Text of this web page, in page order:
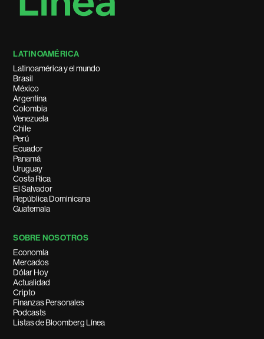
LATINOAMÉRICA
Latinoamérica y el mundo
Brasil
México
Argentina
Colombia
Venezuela
Chile
Perú
Ecuador
Panamá
Uruguay
Costa Rica
El Salvador
República Dominicana
Guatemala
SOBRE NOSOTROS
Economía
Mercados
Dólar Hoy
Actualidad
Cripto
Finanzas Personales
Podcasts
Listas de Bloomberg Línea